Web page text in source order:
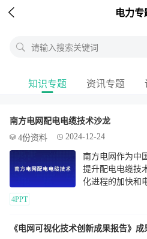
 电力专
请输入搜索关键词
知识专题 资讯专题
南方电网配电电缆技术沙龙
4份资料
2024-12-24
南方电网作为中
提升配电电缆技
化进程的加快和
足日益增长的电
4PPT
《电网可视化技术创新成果报告》